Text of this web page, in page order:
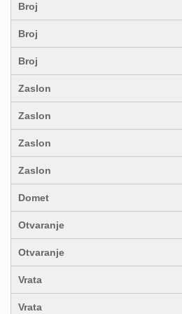
Broj
Broj
Broj
Zaslon
Zaslon
Zaslon
Zaslon
Domet
Otvaranje
Otvaranje
Vrata
Vrata